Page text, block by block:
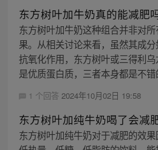
东方树叶加牛奶真的能减肥
东方树叶加牛奶这种组合并非对
果。从相关讨论来看，虽然其成
抗氧化作用，东方树叶或三得利
是优质蛋白质，三者本身都是不
1 个回答 2024年10月02日 19:58
东方树叶加纯牛奶喝了会减
东方树叶加纯牛奶对于减肥的效